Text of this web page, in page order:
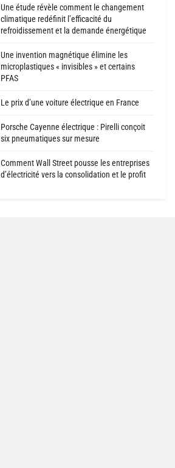
Une étude révèle comment le changement
climatique redéfinit l’efficacité du
refroidissement et la demande énergétique
Une invention magnétique élimine les
microplastiques « invisibles » et certains
PFAS
Le prix d’une voiture électrique en France
Porsche Cayenne électrique : Pirelli conçoit
six pneumatiques sur mesure
Comment Wall Street pousse les entreprises
d’électricité vers la consolidation et le profit